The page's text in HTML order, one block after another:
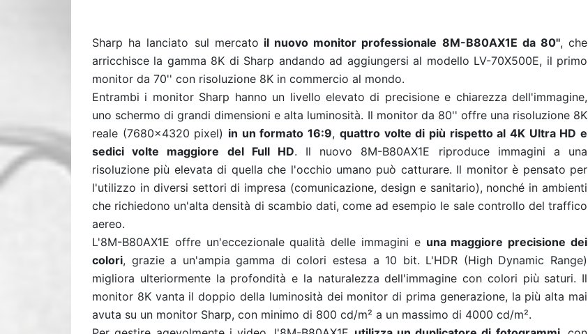
Sharp ha lanciato sul mercato il nuovo monitor professionale 8M-B80AX1E da 80'', che
arricchisce la gamma 8K di Sharp andando ad aggiungersi al modello LV-70X500E, il primo
monitor da 70'' con risoluzione 8K in commercio al mondo.
Entrambi i monitor Sharp hanno un livello elevato di precisione e chiarezza dell'immagine,
uno schermo di grandi dimensioni e alta luminosità. Il monitor da 80'' offre una risoluzione 8K
reale (7680x4320 pixel) in un formato 16:9, quattro volte di più rispetto al 4K Ultra HD e
sedici volte maggiore del Full HD. Il nuovo 8M-B80AX1E riproduce immagini a una
risoluzione più elevata di quella che l'occhio umano può catturare. Il monitor è pensato per
l'utilizzo in diversi settori di impresa (comunicazione, design e sanitario), nonché in ambienti
che richiedono un'alta densità di scambio dati, come ad esempio le sale controllo del traffico
aereo.
L'8M-B80AX1E offre un'eccezionale qualità delle immagini e una maggiore precisione dei
colori, grazie a un'ampia gamma di colori estesa a 10 bit. L'HDR (High Dynamic Range)
migliora ulteriormente la profondità e la naturalezza dell'immagine con colori più saturi. Il
monitor 8K vanta il doppio della luminosità dei monitor di prima generazione, la più alta mai
avuta su un monitor Sharp, con minimo di 800 cd/m² a un massimo di 4000 cd/m².